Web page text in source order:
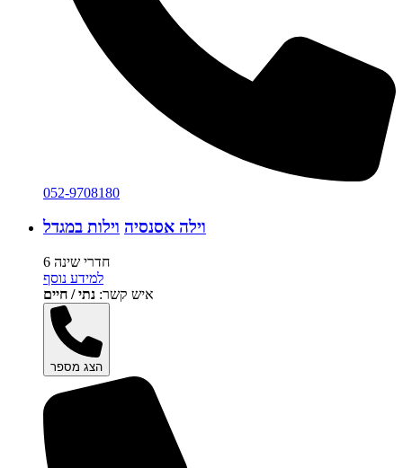
052-9708180
וילה אסנסיה וילות במגדל
6 חדרי שינה
למידע נוסף
איש קשר: נתי / חיים
הצג מספר